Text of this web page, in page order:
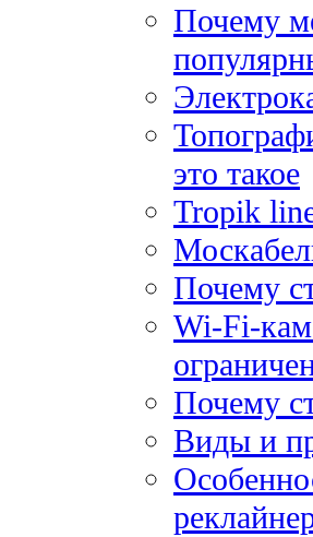
Почему
это такое
Tropik
Почему
Wi-Fi-
Почему
Виды и